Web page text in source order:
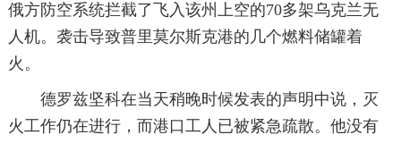
俄方防空系统拦截了飞入该州上空的70多架乌克兰无
人机。袭击导致普里莫尔斯克港的几个燃料储罐着
火。
德罗兹坚科在当天稍晚时候发表的声明中说，灭
火工作仍在进行，而港口工人已被紧急疏散。他没有